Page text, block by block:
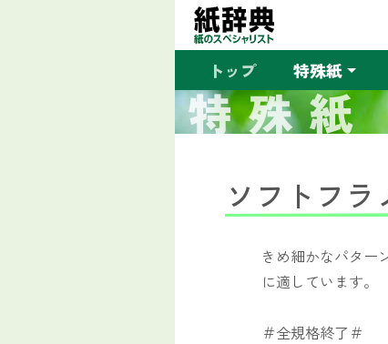
トップ 特殊紙
特殊紙
ソフトフラ
きめ細かなパター
に適しています。
＃全規格終了＃